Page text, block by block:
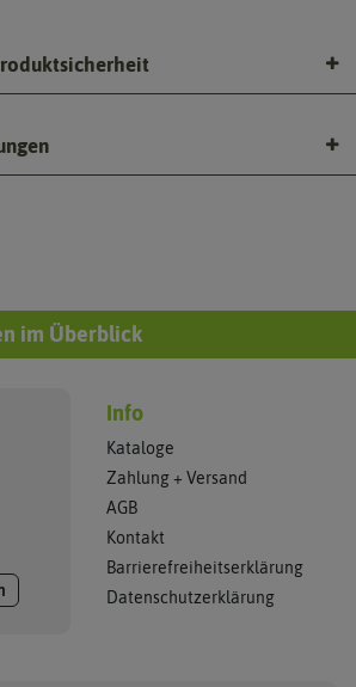
im Überblick
Info
Kataloge
Zahlung + Versand
AGB
Kontakt
Barrierefreiheitserklärung
Datenschutzerklärung